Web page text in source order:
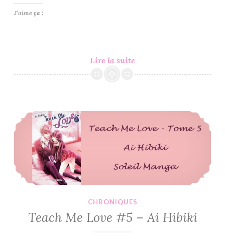
Lire la suite
Lundi,
Vous
#263
J’aime ça :
Teach Me Love #5 – Ai Hibiki
CHRONIQUES
Teach Me Love #5 – Ai Hibiki